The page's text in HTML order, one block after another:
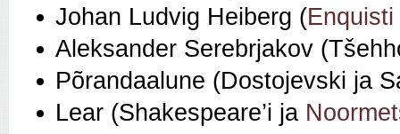
Johan Ludvig Heiberg (Enquisti
Aleksander Serebrjakov
Põrandaalune (Dostojevski ja
Lear (Shakespeare’i ja